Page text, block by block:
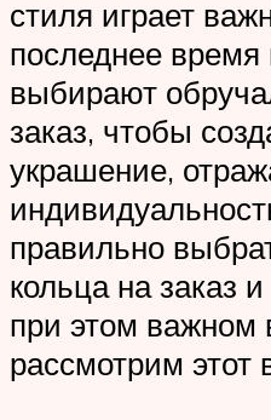
стиля играет
последнее
выбирают
заказ, чтобы
украшение,
правильно
кольца на заказ
при этом важном
рассмотрим этот